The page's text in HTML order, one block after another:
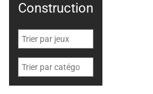
Construction